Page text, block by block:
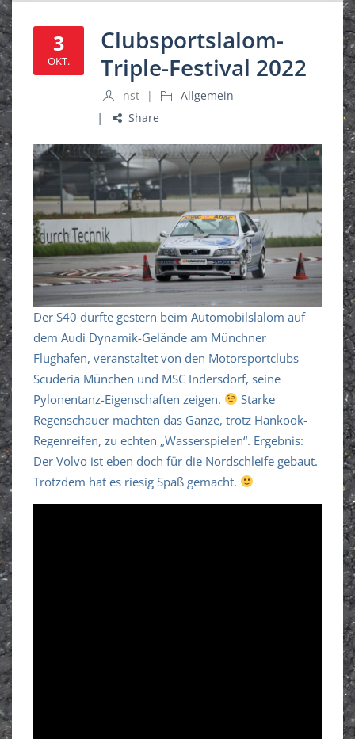
3
OKT.
Clubsportslalom-
Triple-Festival 2022
nst
Allgemein
Share
Der S40 durfte gestern beim Automobilslalom auf
dem Audi Dynamik-Gelände am Münchner
Flughafen, veranstaltet von den Motorsportclubs
Scuderia München und MSC Indersdorf, seine
Pylonentanz-Eigenschaften zeigen.
Starke
Regenschauer machten das Ganze, trotz Hankook-
Regenreifen, zu echten „Wasserspielen“. Ergebnis:
Der Volvo ist eben doch für die Nordschleife gebaut.
Trotzdem hat es riesig Spaß gemacht.